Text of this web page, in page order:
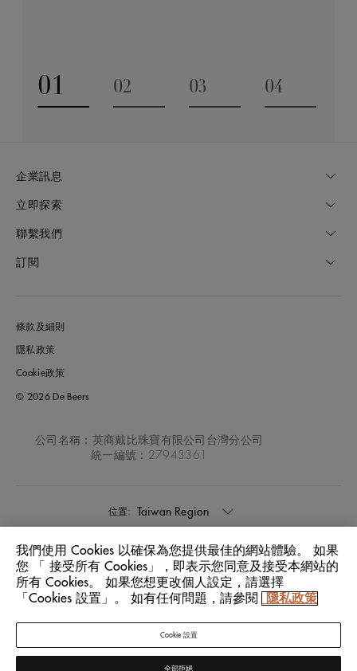
01
Go to slide 1
02
03
04
企業訊息
立即探索
聯繫我們
訂閱
條款及細則
隱私政策
Cookie政策
© 2026 De Beers
公司名稱：英商戴比珠寶有限公司台灣分公司
統一編號：27943361
位置: Taiwan Region
語言: 中文
我們使用 Cookies 以確保為您提供最佳的網站體驗。 如果
您 「 接受所有 Cookies」，即表示您同意及接受本網站的
所有 Cookies。 如果您想更改個人設定，請選擇
「Cookies 設置」。 如有任何問題，請參閱
隱私政策
Cookie 設置
全部拒絕